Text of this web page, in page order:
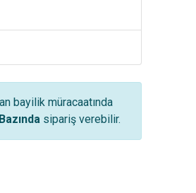
bayilik müracaatında
sipariş verebilir.